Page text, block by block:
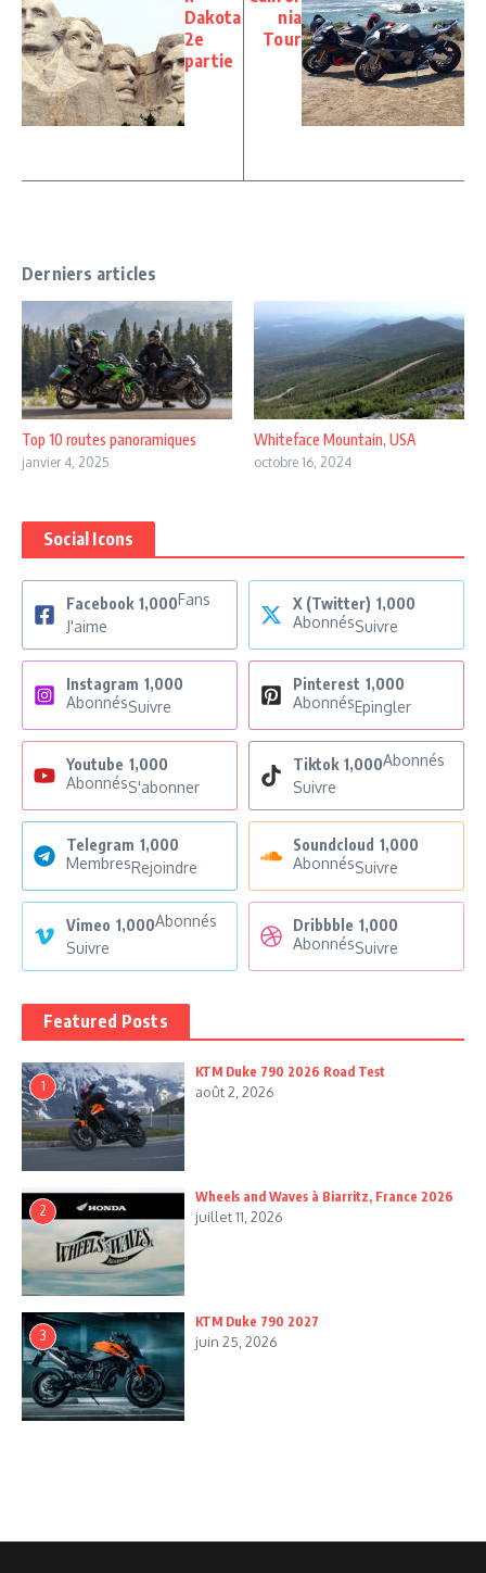
Dakota
2e
partie
nia
Tour
Derniers articles
Top 10 routes panoramiques
janvier 4, 2025
Whiteface Mountain, USA
octobre 16, 2024
Social Icons
Facebook 1,000Fans
J'aime
X (Twitter) 1,000
AbonnésSuivre
Instagram 1,000
AbonnésSuivre
Pinterest 1,000
AbonnésEpingler
Youtube 1,000
AbonnésS'abonner
Tiktok 1,000Abonnés
Suivre
Telegram 1,000
MembresRejoindre
Soundcloud 1,000
AbonnésSuivre
Vimeo 1,000Abonnés
Suivre
Dribbble 1,000
AbonnésSuivre
Featured Posts
1
KTM Duke 790 2026 Road Test
août 2, 2026
2
Wheels and Waves à Biarritz, France 2026
juillet 11, 2026
3
KTM Duke 790 2027
juin 25, 2026